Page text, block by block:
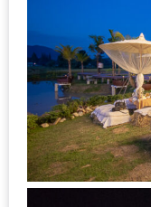
เอง?
SHOP
TOP
10
รีวิว